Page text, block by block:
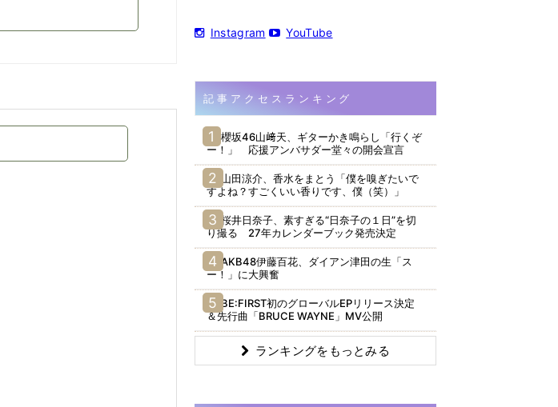
Instagram YouTube
記事アクセスランキング
櫻坂46山﨑天、ギターかき鳴らし「行くぞ
ー！」 応援アンバサダー堂々の開会宣言
山田涼介、香水をまとう「僕を嗅ぎたいで
すよね？すごくいい香りです、僕（笑）」
桜井日奈子、素すぎる“日奈子の１日”を切
り撮る 27年カレンダーブック発売決定
AKB48伊藤百花、ダイアン津田の生「ス
ー！」に大興奮
BE:FIRST初のグローバルEPリリース決定
＆先行曲「BRUCE WAYNE」MV公開
ランキングをもっとみる